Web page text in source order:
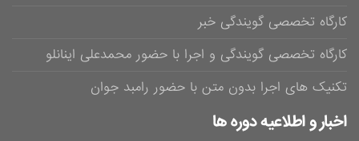
کارگاه تخصصی گویندگی خبر
کارگاه تخصصی گویندگی و اجرا با حضور محمدعلی اینانلو
تکنیک های اجرا بدون متن با حضور رامبد جوان
اخبار و اطلاعیه دوره ها